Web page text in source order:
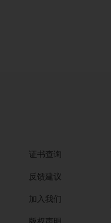
证书查询
反馈建议
加入我们